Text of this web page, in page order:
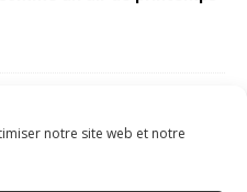
notre site web et notre